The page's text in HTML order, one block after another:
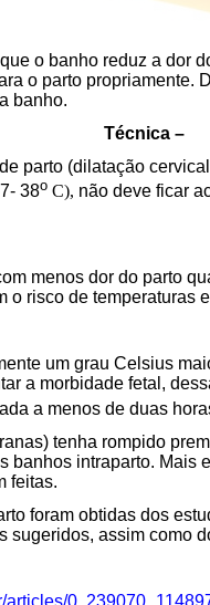
o banho reduz a dor
o parto propriamente.
banho.
Técnica –
parto (dilatação
38o C), não deve ficar
menos dor do parto
risco de temperaturas
um grau Celsius
a morbidade fetal,
a menos de duas
tenha rompido
banhos intraparto.
feitas.
foram obtidas dos
assim como